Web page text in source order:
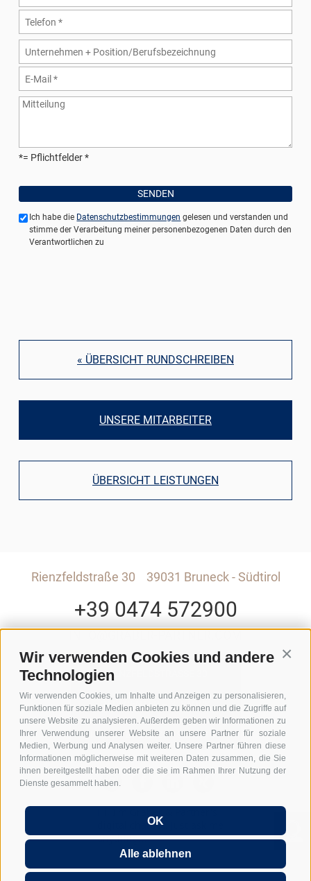
Wir verwenden Cookies und andere
Technologien
Wir verwenden Cookies, um Inhalte und Anzeigen zu personalisieren,
Funktionen für soziale Medien anbieten zu können und die Zugriffe auf
unsere Website zu analysieren. Außerdem geben wir Informationen zu
Ihrer Verwendung unserer Website an unsere Partner für soziale
Medien, Werbung und Analysen weiter. Unsere Partner führen diese
Informationen möglicherweise mit weiteren Daten zusammen, die Sie
ihnen bereitgestellt haben oder die sie im Rahmen Ihrer Nutzung der
Dienste gesammelt haben.
OK
Alle ablehnen
*= Pflichtfelder
Ich habe die Datenschutzbestimmungen gelesen und verstanden und
stimme der Verarbeitung meiner personenbezogenen Daten durch den
Verantwortlichen zu
« ÜBERSICHT RUNDSCHREIBEN
UNSERE MITARBEITER
ÜBERSICHT LEISTUNGEN
Rienzfeldstraße 30 39031 Bruneck - Südtirol
+39 0474 572900
INFO@GRABER-PARTNER.COM
RIENZFELDSTRASSE 30
GEDI CENTER – 3. STOCK
I-39031 BRUNECK - SÜDTIROL
Lexikon
FAQ Gründung GmbH in Italien
FAQ Home Office in Italien
Impressum Anmeldung Sitemap
digital chatbot. Just ask me
anything...